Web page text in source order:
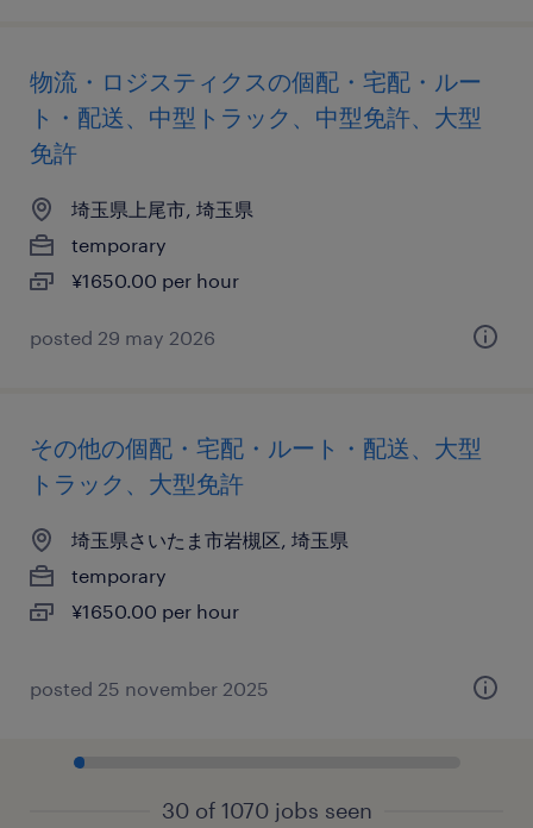
物流・ロジスティクスの個配・宅配・ルー
ト・配送、中型トラック、中型免許、大型
免許
埼玉県上尾市, 埼玉県
temporary
¥1650.00 per hour
posted 29 may 2026
その他の個配・宅配・ルート・配送、大型
トラック、大型免許
埼玉県さいたま市岩槻区, 埼玉県
temporary
¥1650.00 per hour
posted 25 november 2025
30 of 1070 jobs seen